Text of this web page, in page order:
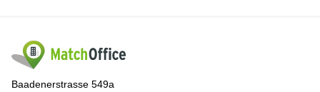
Baadenerstrasse 549a